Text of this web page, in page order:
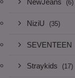
NewJeans (6)
NiziU (35)
SEVENTEEN
Straykids (17)